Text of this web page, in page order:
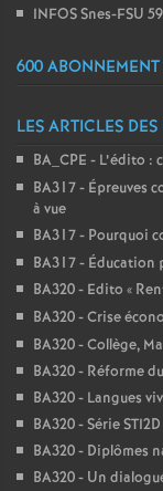
INFOS Snes-FSU
600 ABONNEMENT
LES ARTICLES
BA_CPE - L’édito
BA317 - Épreuves
à vue
BA317 - Pourquoi
BA317 -
BA320 - Edito «
BA320 - Crise
BA320 - Collège,
BA320 - Réforme
BA320 - Langues
BA320 - Série STI2D
BA320 - Diplômes
BA320 - Un